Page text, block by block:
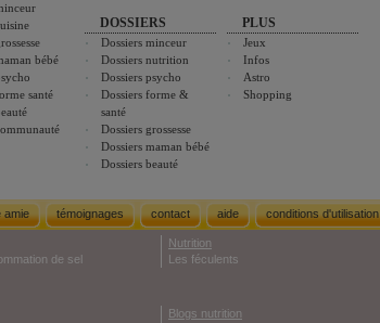
bébé
santé
DOSSIERS
Dossiers minceur
Dossiers nutrition
Dossiers psycho
Dossiers forme &
santé
Dossiers grossesse
Dossiers maman bébé
Dossiers beauté
PLUS
Jeux
Infos
Astro
Shopping
amie témoignages contact aide conditions d'utilisation
de sel
Nutrition
Les féculents
Blogs nutrition